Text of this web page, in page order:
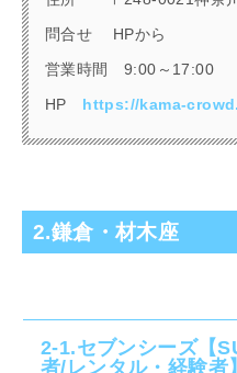
問合せ
HPから
営業時間 9:00 ～ 17:00
HP https://kama-
2.鎌倉・材木座
2-1.セブンシーズ【
者/レンタル・経験者】